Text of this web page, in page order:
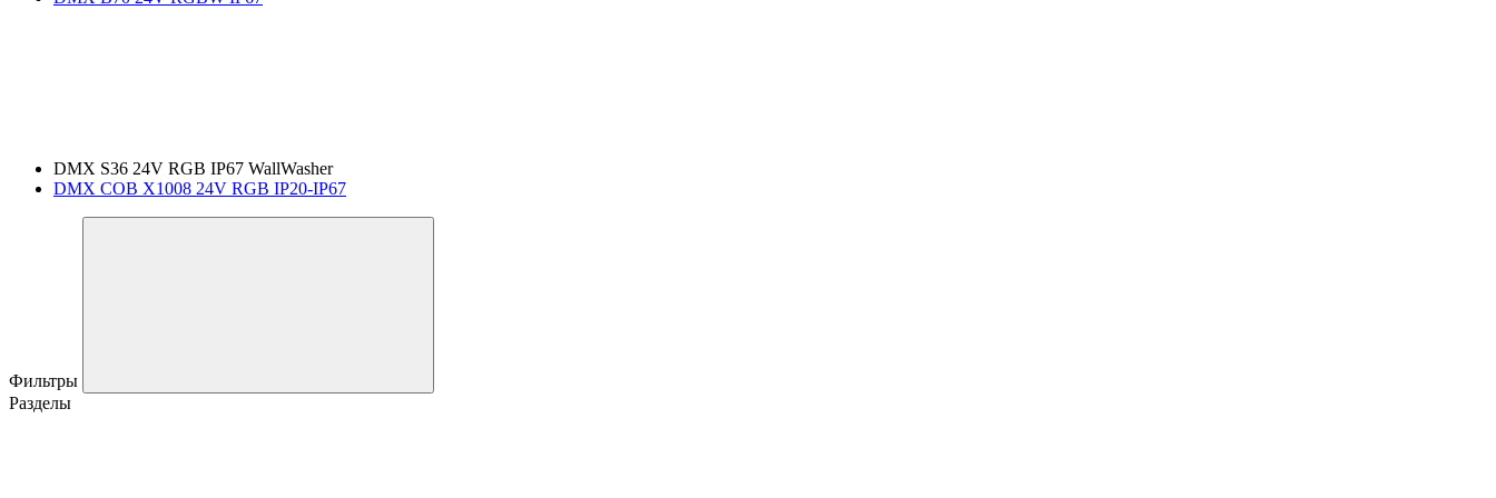
DMX S36 24V RGB IP67 WallWasher
DMX COB X1008 24V RGB IP20-IP67
Фильтры
Разделы